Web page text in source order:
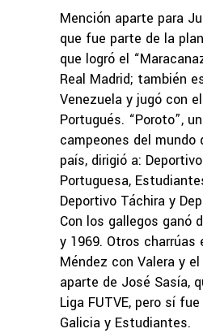
Mención aparte para
que fue parte de la
que logró el
Real Madrid; también
Venezuela y jugó con
Portugués. “Poroto”,
campeones del mundo
país, dirigió a:
Portuguesa,
Deportivo Táchira y
Con los gallegos ganó
y 1969. Otros charrúas
Méndez con Valera y
aparte de José Sasía,
Liga FUTVE, pero sí
Galicia y Estudiantes.